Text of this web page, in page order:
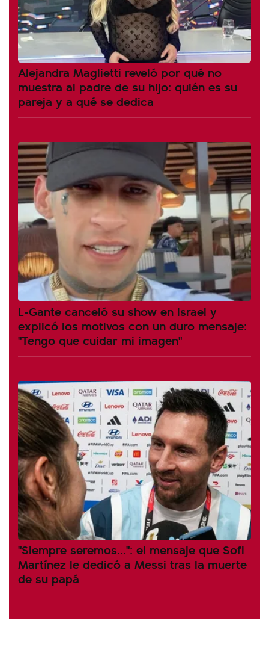
Alejandra Maglietti reveló por qué no
muestra al padre de su hijo: quién es su
pareja y a qué se dedica
L-Gante canceló su show en Israel y
explicó los motivos con un duro mensaje:
"Tengo que cuidar mi imagen"
"Siempre seremos...": el mensaje que Sofi
Martínez le dedicó a Messi tras la muerte
de su papá